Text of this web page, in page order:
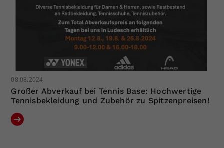
08.08.2024
Großer Abverkauf bei Tennis Base: Hochwertige
Tennisbekleidung und Zubehör zu Spitzenpreisen!